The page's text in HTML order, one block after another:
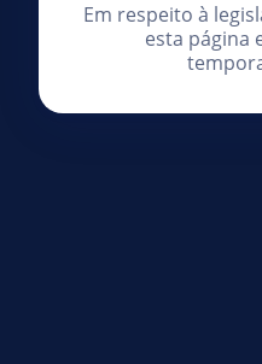
Em respeito à
esta página